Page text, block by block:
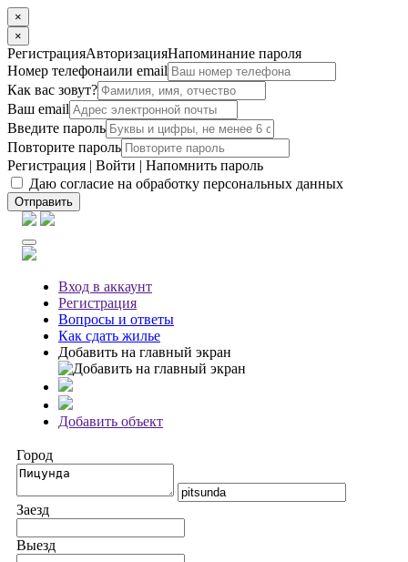
×
×
РегистрацияАвторизацияНапоминание пароля
Номер телефонаили email
Как вас зовут?
Ваш email
Введите пароль
Повторите пароль
Регистрация | Войти | Напомнить пароль
Даю согласие на обработку персональных данных
Отправить
Вход в аккаунт
Регистрация
Вопросы и ответы
Как сдать жилье
Добавить на главный экран
Добавить объект
Город
Заезд
Выезд